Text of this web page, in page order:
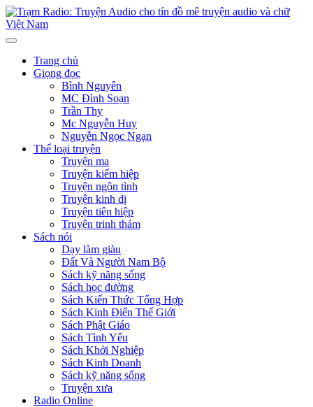
Trang chủ
Giọng đọc
Bình Nguyên
MC Đình Soạn
Trần Thy
Mc Nguyễn Huy
Nguyễn Ngọc Ngạn
Thể loại truyện
Truyện ma
Truyện kiếm hiệp
Truyện ngôn tình
Truyện kinh dị
Truyện tiên hiệp
Truyện trinh thám
Sách nói
Dạy làm giàu
Đất Và Người Nam Bộ
Sách kỹ năng sống
Sách học đường
Sách Kiến Thức Tổng Hợp
Sách Kinh Điển Thế Giới
Sách Phật Giáo
Sách Tình Yêu
Sách Khởi Nghiệp
Sách Kinh Doanh
Sách kỹ năng sống
Truyện xưa
Radio Online